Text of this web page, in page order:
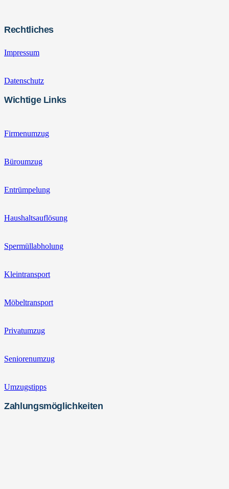
Rechtliches
Impressum
Datenschutz
Wichtige Links
Firmenumzug
Büroumzug
Entrümpelung
Haushaltsauflösung
Spermüllabholung
Kleintransport
Möbeltransport
Privatumzug
Seniorenumzug
Umzugstipps
Zahlungsmöglichkeiten